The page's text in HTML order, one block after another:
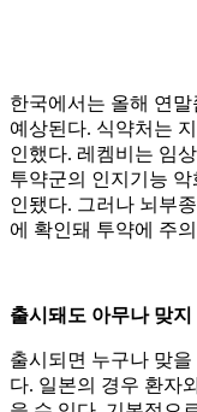
한국에서는 올해 연
예상된다. 식약처는
인했다. 레켐비는 임
투약군의 인지기능
인됐다. 그러나 뇌부
에 확인돼 투약에 주
출시돼도 아무나 맞지
출시되면 누구나 맞
다. 일본의 경우 환자